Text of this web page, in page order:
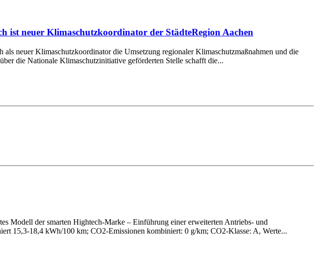
neuer Klimaschutzkoordinator der StädteRegion Aachen
neuer Klimaschutzkoordinator die Umsetzung regionaler Klimaschutzmaßnahmen und die
die Nationale Klimaschutzinitiative geförderten Stelle schafft die...
Modell der smarten Hightech-Marke – Einführung einer erweiterten Antriebs- und
15,3-18,4 kWh/100 km; CO2-Emissionen kombiniert: 0 g/km; CO2-Klasse: A, Werte...